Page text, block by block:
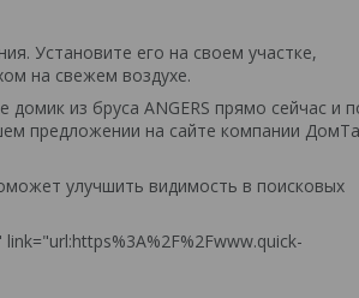
Установите его на своем участке,
на свежем воздухе.
из бруса ANGERS прямо сейчас и
предложении на сайте компании
улучшить видимость в поисковых